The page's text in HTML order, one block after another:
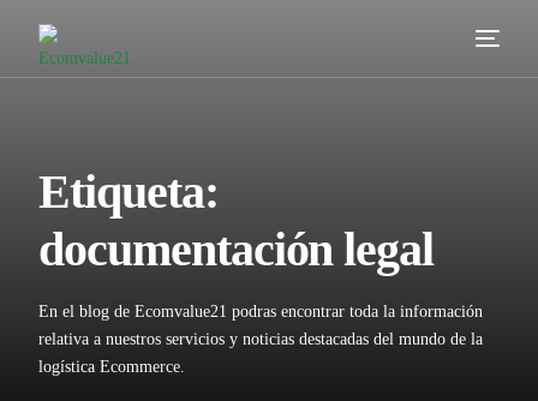
Etiqueta:
documentación legal
En el blog de Ecomvalue21 podras encontrar toda la información
relativa a nuestros servicios y noticias destacadas del mundo de la
logística Ecommerce.
Valor añadido
Blog